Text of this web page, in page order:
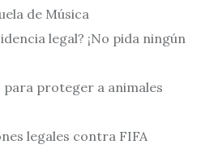
de Música
legal? ¡No pida ningún
para proteger a animales
legales contra FIFA